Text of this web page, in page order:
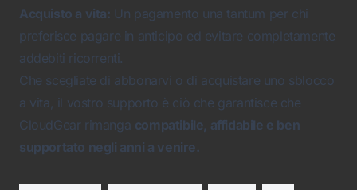
Acquisto a vita: Un pagamento una tantum per chi
preferisce pagare in anticipo ed evitare completamente
addebiti ricorrenti.
Che scegliate di abbonarvi o di acquistare uno sblocco
a vita, il vostro supporto è ciò che garantisce che
CloudGear rimanga compatibile, affidabile e ben
supportato negli anni a venire.